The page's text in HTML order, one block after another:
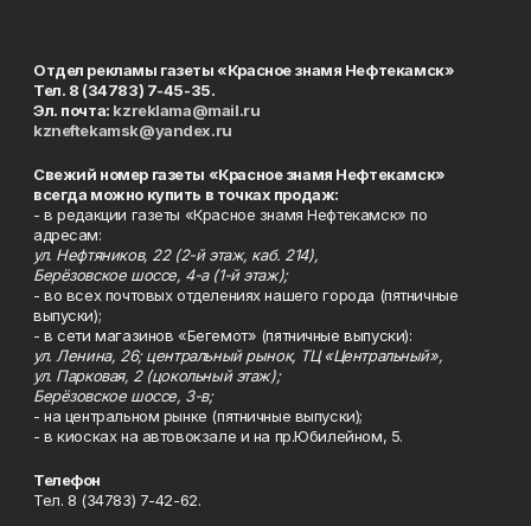
Отдел рекламы газеты «Красное знамя Нефтекамск»
Тел. 8 (34783) 7-45-35.
Эл. почта: kzreklama@mail.ru
kzneftekamsk@yandex.ru
Свежий номер газеты «Красное знамя Нефтекамск»
всегда можно купить в точках продаж:
- в редакции газеты «Красное знамя Нефтекамск» по
адресам:
ул. Нефтяников, 22 (2-й этаж, каб. 214),
Берёзовское шоссе, 4-а (1-й этаж);
- во всех почтовых отделениях нашего города (пятничные
выпуски);
- в сети магазинов «Бегемот» (пятничные выпуски):
ул. Ленина, 26; центральный рынок, ТЦ «Центральный»,
ул. Парковая, 2 (цокольный этаж);
Берёзовское шоссе, 3-в;
- на центральном рынке (пятничные выпуски);
- в киосках на автовокзале и на пр.Юбилейном, 5.
Телефон
Тел. 8 (34783) 7-42-62.